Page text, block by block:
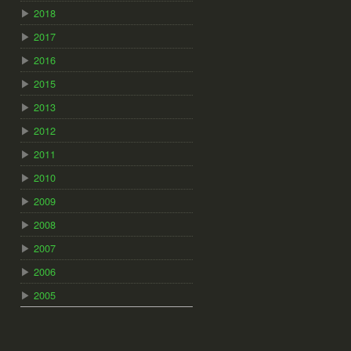
▶ 2018
▶ 2017
▶ 2016
▶ 2015
▶ 2013
▶ 2012
▶ 2011
▶ 2010
▶ 2009
▶ 2008
▶ 2007
▶ 2006
▶ 2005